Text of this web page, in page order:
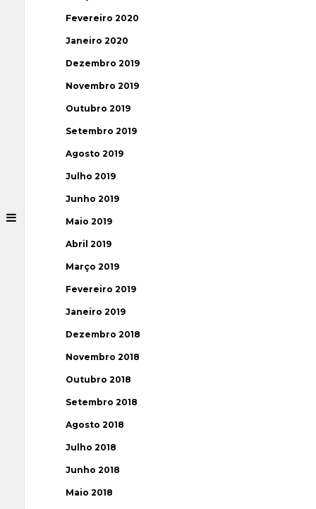
Fevereiro 2020
Janeiro 2020
Dezembro 2019
Novembro 2019
Outubro 2019
Setembro 2019
Agosto 2019
Julho 2019
Junho 2019
Maio 2019
Abril 2019
Março 2019
Fevereiro 2019
Janeiro 2019
Dezembro 2018
Novembro 2018
Outubro 2018
Setembro 2018
Agosto 2018
Julho 2018
Junho 2018
Maio 2018